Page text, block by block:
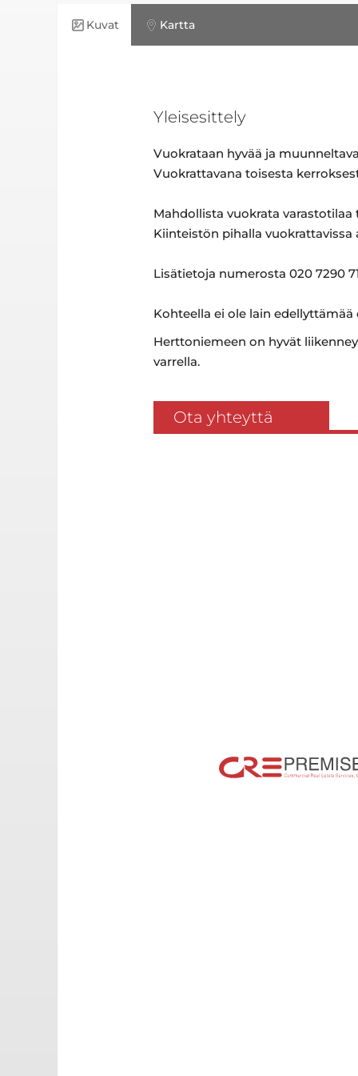
Kuvat Kartta
Yleisesittely
Vuokrataan hyvää ja
Vuokrattavana toisesta
Mahdollista vuokrata
Kiinteistön pihalla vuokrattavissa
Lisätietoja numerosta 020 7290
Kohteella ei ole lain
Herttoniemeen on hyvät
varrella.
Ota yhteyttä